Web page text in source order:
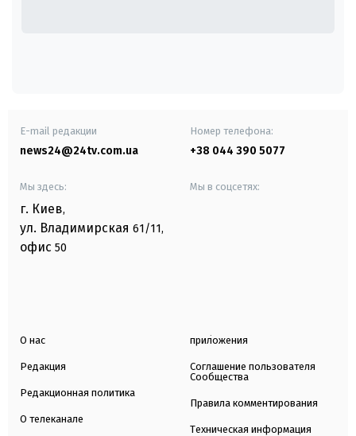
E-mail редакции
news24@24tv.com.ua
Номер телефона:
+38 044 390 5077
Мы здесь:
г. Киев,
ул. Владимирская 61/11,
офис 50
Мы в соцсетях:
О нас
Редакция
Редакционная политика
О телеканале
приложения
Соглашение пользователя
Сообщества
Правила комментирования
Техническая информация